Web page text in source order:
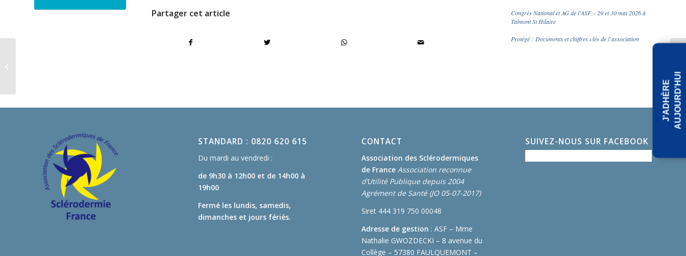
Partager cet article
Congrès National et AG de l’ASF – 29 et 30 mai 2026 à
Talmont St Hilaire
Protégé : Documents et chiffres-clés de l’association
STANDARD : 0820 620 615
Du mardi au vendredi :
de 9h30 à 12h00 et de 14h00 à
19h00
Fermé les lundis, samedis,
dimanches et jours fériés.
CONTACT
Association des Sclérodermiques
de France Association reconnue
d’Utilité Publique depuis 2004
Agrément de Santé (JO 05-07-2017)
Siret 444 319 750 00048
Adresse de gestion : ASF – Mme
Nathalie GWOZDECKI – 8 avenue du
Collège – 57380 FAULQUEMONT –
SUIVEZ-NOUS SUR FACEBOOK
J
'
A
D
H
È
R
E
A
U
J
O
U
R
D
'
H
UI